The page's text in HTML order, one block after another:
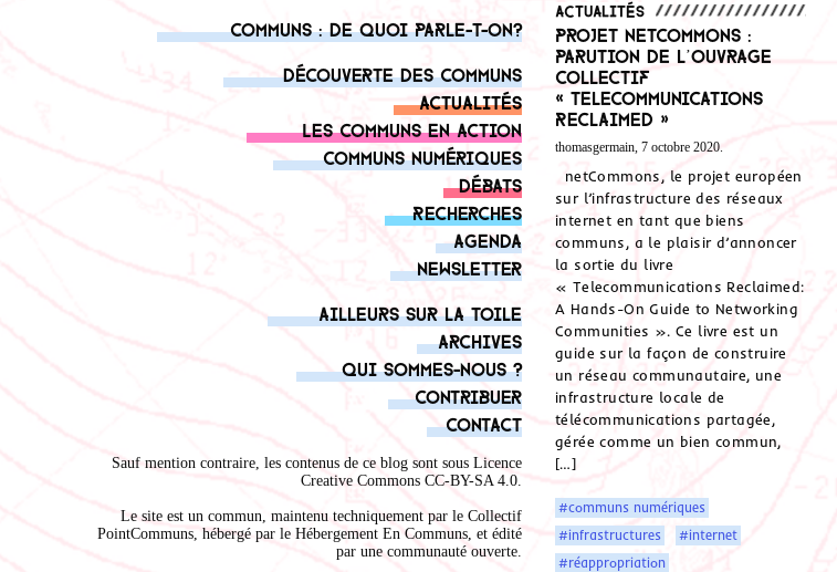
Communs : de quoi parle-t-on?
Découverte des communs
Actualités
Les communs en action
Communs numériques
Débats
Recherches
Agenda
Newsletter
Ailleurs sur la toile
Archives
Qui sommes-nous ?
Contribuer
Contact
Sauf mention contraire, les contenus de ce blog sont sous Licence
Creative Commons CC-BY-SA 4.0.
Le site est un commun, maintenu techniquement par le Collectif
PointCommuns, hébergé par le Hébergement En Communs, et édité
par une communauté ouverte.
Actualités
Projet netCommons :
Parution de l’ouvrage
collectif
« Telecommunications
Reclaimed »
thomasgermain, 7 octobre 2020.
netCommons, le projet européen
sur l’infrastructure des réseaux
internet en tant que biens
communs, a le plaisir d’annoncer
la sortie du livre
« Telecommunications Reclaimed:
A Hands-On Guide to Networking
Communities ». Ce livre est un
guide sur la façon de construire
un réseau communautaire, une
infrastructure locale de
télécommunications partagée,
gérée comme un bien commun,
[…]
#communs numériques
#infrastructures
#internet
#réappropriation